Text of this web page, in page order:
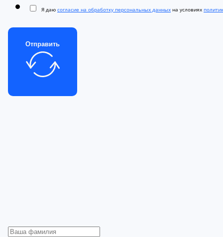
Я даю согласие на обработку персональных данных на условиях
Отправить